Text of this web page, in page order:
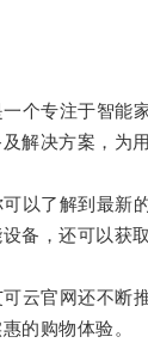
专注于智能家
解决方案，为
了解到最新的
备，还可以获
官网还不断推
的购物体验。